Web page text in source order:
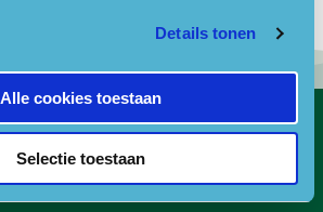
Details tonen
Alle cookies toestaan
Selectie toestaan